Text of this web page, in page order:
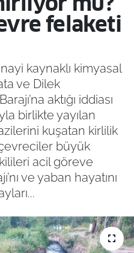
felaketi
kaynaklı kimyasal
ve Dilek
aktığı iddiası
birlikte yayılan
kuşatan kirlilik
büyük
acil göreve
ve yaban hayatını